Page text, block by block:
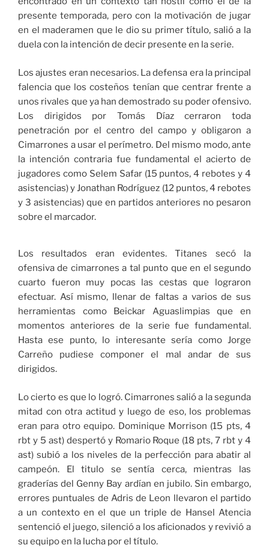
presente temporada, pero con la motivación de jugar
en el maderamen que le dio su primer título, salió a la
duela con la intención de decir presente en la serie.
Los ajustes eran necesarios. La defensa era la principal
falencia que los costeños tenían que centrar frente a
unos rivales que ya han demostrado su poder ofensivo.
Los dirigidos por Tomás Díaz cerraron toda
penetración por el centro del campo y obligaron a
Cimarrones a usar el perímetro. Del mismo modo, ante
la intención contraria fue fundamental el acierto de
jugadores como Selem Safar (15 puntos, 4 rebotes y 4
asistencias) y Jonathan Rodríguez (12 puntos, 4 rebotes
y 3 asistencias) que en partidos anteriores no pesaron
sobre el marcador.
Los resultados eran evidentes. Titanes secó la
ofensiva de cimarrones a tal punto que en el segundo
cuarto fueron muy pocas las cestas que lograron
efectuar. Así mismo, llenar de faltas a varios de sus
herramientas como Beickar Aguaslimpias que en
momentos anteriores de la serie fue fundamental.
Hasta ese punto, lo interesante sería como Jorge
Carreño pudiese componer el mal andar de sus
dirigidos.
Lo cierto es que lo logró. Cimarrones salió a la segunda
mitad con otra actitud y luego de eso, los problemas
eran para otro equipo. Dominique Morrison (15 pts, 4
rbt y 5 ast) despertó y Romario Roque (18 pts, 7 rbt y 4
ast) subió a los niveles de la perfección para abatir al
campeón. El titulo se sentía cerca, mientras las
graderías del Genny Bay ardían en jubilo. Sin embargo,
errores puntuales de Adris de Leon llevaron el partido
a un contexto en el que un triple de Hansel Atencia
sentenció el juego, silenció a los aficionados y revivió a
su equipo en la lucha por el título.